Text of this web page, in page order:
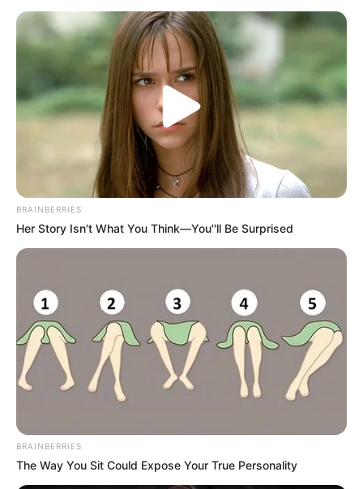
BRAINBERRIES
Her Story Isn't What You Think—You''ll Be Surprised
BRAINBERRIES
The Way You Sit Could Expose Your True Personality